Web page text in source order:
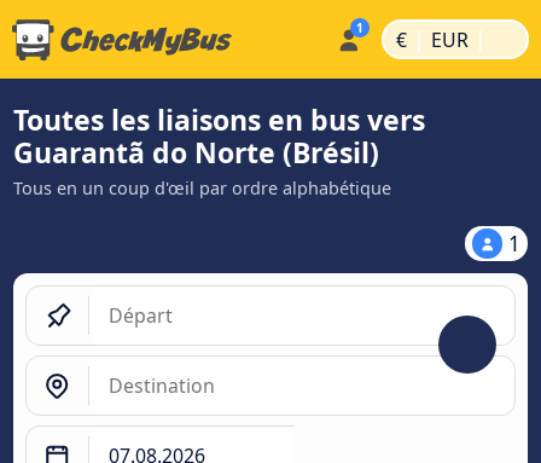
€ | EUR |
Toutes les liaisons en bus vers
Guarantã do Norte (Brésil)
Tous en un coup d'œil par ordre alphabétique
1